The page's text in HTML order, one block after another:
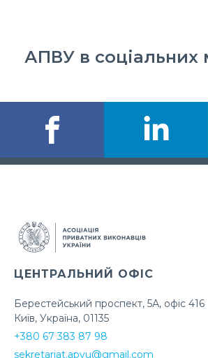
АПВУ в соціальних
ЦЕНТРАЛЬНИЙ ОФІС
Берестейський проспект, 5А, офіс 416
Київ, Україна, 01135
+380 67 383 87 98
sekretariat.apvu@gmail.com